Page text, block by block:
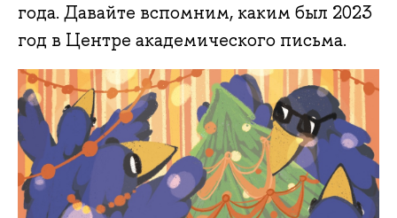
года. Давайте вспомним, каким был 2023
год в Центре академического письма.